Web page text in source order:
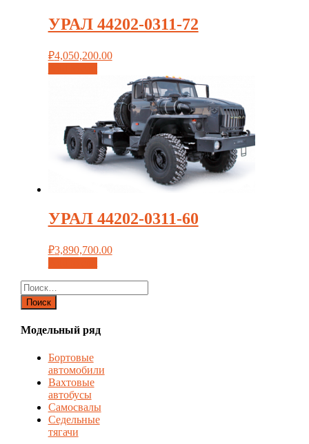
УРАЛ 44202-0311-72
₽4,050,200.00
УРАЛ 44202-0311-60
₽3,890,700.00
Найти:
Модельный ряд
Бортовые
автомобили
Вахтовые
автобусы
Самосвалы
Седельные
тягачи